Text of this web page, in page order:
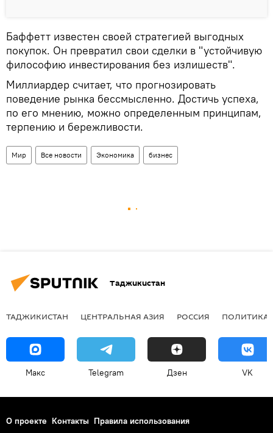
Баффетт известен своей стратегией выгодных
покупок. Он превратил свои сделки в "устойчивую
философию инвестирования без излишеств".
Миллиардер считает, что прогнозировать
поведение рынка бессмысленно. Достичь успеха,
по его мнению, можно определенным принципам,
терпению и бережливости.
Мир Все новости Экономика бизнес
Таджикистан
ТАДЖИКИСТАН ЦЕНТРАЛЬНАЯ АЗИЯ РОССИЯ ПОЛИТИКА
Макс Telegram Дзен VK
О проекте Контакты Правила использования